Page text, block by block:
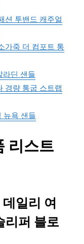
션 투밴드 캐주얼
가죽 더 컴포트 통
라딘 샌들
경량 통굽 스트랩
뉴욕 샌들
리스트
일리 여
리퍼 블로